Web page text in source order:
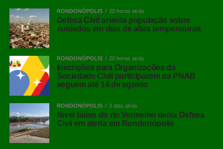
RONDONÓPOLIS 20 horas atrás
Defesa Civil orienta população sobre
cuidados em dias de altas temperaturas
RONDONÓPOLIS 20 horas atrás
Inscrições para Organizações da
Sociedade Civil participarem da PNAB
seguem até 14 de agosto
RONDONÓPOLIS 3 dias atrás
Nível baixo do rio Vermelho deixa Defesa
Civil em alerta em Rondonópolis